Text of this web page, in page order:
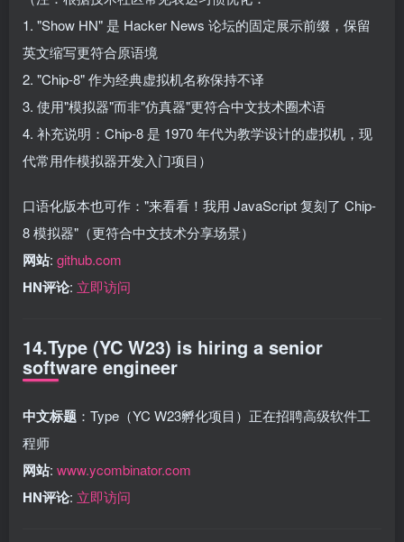
1. "Show HN" 是 Hacker News 论坛的固定展示前缀，保留
英文缩写更符合原语境
2. "Chip-8" 作为经典虚拟机名称保持不译
3. 使用"模拟器"而非"仿真器"更符合中文技术圈术语
4. 补充说明：Chip-8 是 1970 年代为教学设计的虚拟机，现
代常用作模拟器开发入门项目）
口语化版本也可作："来看看！我用 JavaScript 复刻了 Chip-
8 模拟器"（更符合中文技术分享场景）
网站: github.com
HN评论: 立即访问
14.Type (YC W23) is hiring a senior
software engineer
中文标题 ：Type（YC W23孵化项目）正在招聘高级软件工
程师
网站: www.ycombinator.com
HN评论: 立即访问